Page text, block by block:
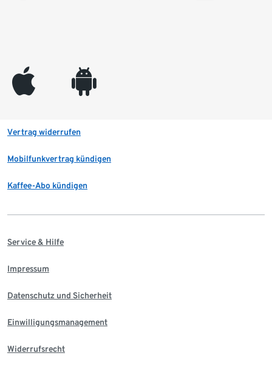
appleinc android
Vertrag widerrufen
Mobilfunkvertrag kündigen
Kaffee-Abo kündigen
Service & Hilfe
Impressum
Datenschutz und Sicherheit
Einwilligungsmanagement
Widerrufsrecht